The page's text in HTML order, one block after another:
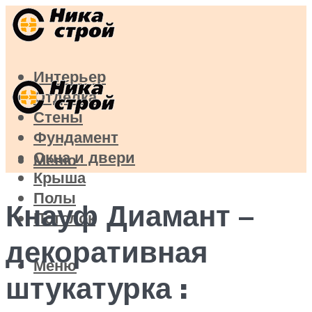
Интерьер
Отделка
Стены
Фундамент
Окна и двери
Крыша
Полы
Потолок
Меню
Меню
Кнауф Диамант –
декоративная
штукатурка :